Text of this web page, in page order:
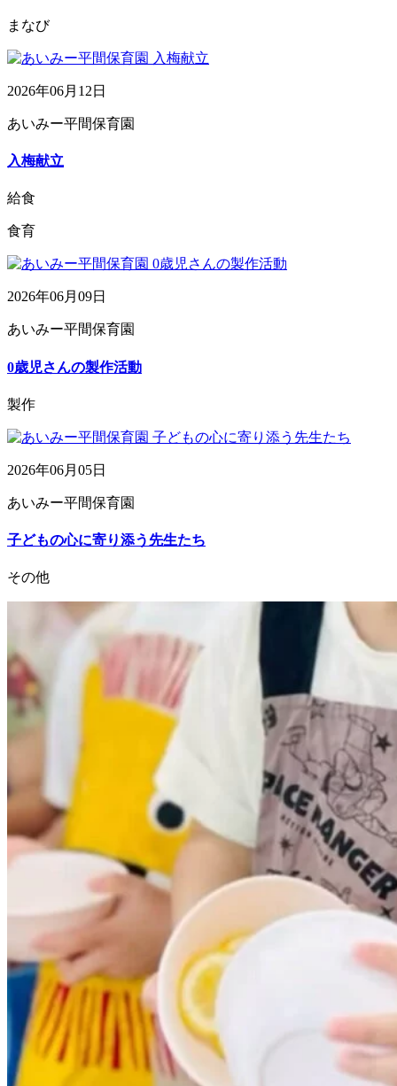
まなび
2026年06月12日
あいみー平間保育園
入梅献立
給食
食育
2026年06月09日
あいみー平間保育園
0歳児さんの製作活動
製作
2026年06月05日
あいみー平間保育園
子どもの心に寄り添う先生たち
その他